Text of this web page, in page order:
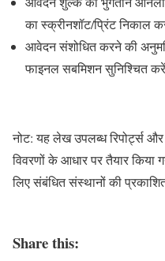
का स्क्रीनशॉट/प्रिंट निकाल
आवेदन संशोधित करने की
फाइनल सबमिशन सुनिश्चित
नोट: यह लेख उपलब्ध रिपोर्ट्स
विवरणों के आधार पर तैयार
लिए संबंधित संस्थानों की
Share this: